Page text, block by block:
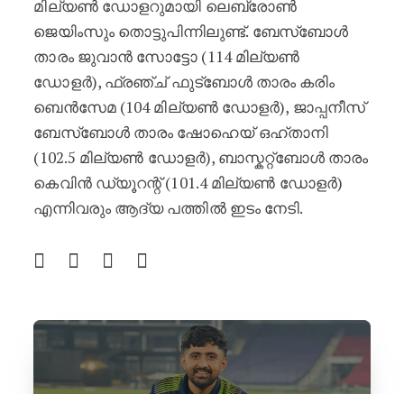
മില്യൺ ഡോളറുമായി ലെബ്രോൺ
ജെയിംസും തൊട്ടുപിന്നിലുണ്ട്. ബേസ്ബോൾ
താരം ജുവാൻ സോട്ടോ (114 മില്യൺ
ഡോളർ), ഫ്രഞ്ച് ഫുട്ബോൾ താരം കരിം
ബെൻസേമ (104 മില്യൺ ഡോളർ), ജാപ്പനീസ്
ബേസ്ബോൾ താരം ഷോഹെയ് ഒഹ്താനി
(102.5 മില്യൺ ഡോളർ), ബാസ്കറ്റ്ബോൾ താരം
കെവിൻ ഡ്യൂറന്റ് (101.4 മില്യൺ ഡോളർ)
എന്നിവരും ആദ്യ പത്തിൽ ഇടം നേടി.